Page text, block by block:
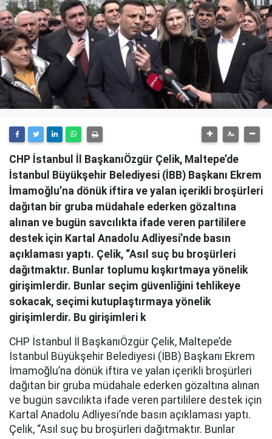
CHP İstanbul İl BaşkanıÖzgür Çelik, Maltepe’de
İstanbul Büyükşehir Belediyesi (İBB) Başkanı Ekrem
İmamoğlu’na dönük iftira ve yalan içerikli broşürleri
dağıtan bir gruba müdahale ederken gözaltına
alınan ve bugün savcılıkta ifade veren partililere
destek için Kartal Anadolu Adliyesi’nde basın
açıklaması yaptı. Çelik, “Asıl suç bu broşürleri
dağıtmaktır. Bunlar toplumu kışkırtmaya yönelik
girişimlerdir. Bunlar seçim güvenliğini tehlikeye
sokacak, seçimi kutuplaştırmaya yönelik
girişimlerdir. Bu girişimleri k
CHP İstanbul İl BaşkanıÖzgür Çelik, Maltepe’de
İstanbul Büyükşehir Belediyesi (İBB) Başkanı Ekrem
İmamoğlu’na dönük iftira ve yalan içerikli broşürleri
dağıtan bir gruba müdahale ederken gözaltına alınan
ve bugün savcılıkta ifade veren partililere destek için
Kartal Anadolu Adliyesi’nde basın açıklaması yaptı.
Çelik, “Asıl suç bu broşürleri dağıtmaktır. Bunlar